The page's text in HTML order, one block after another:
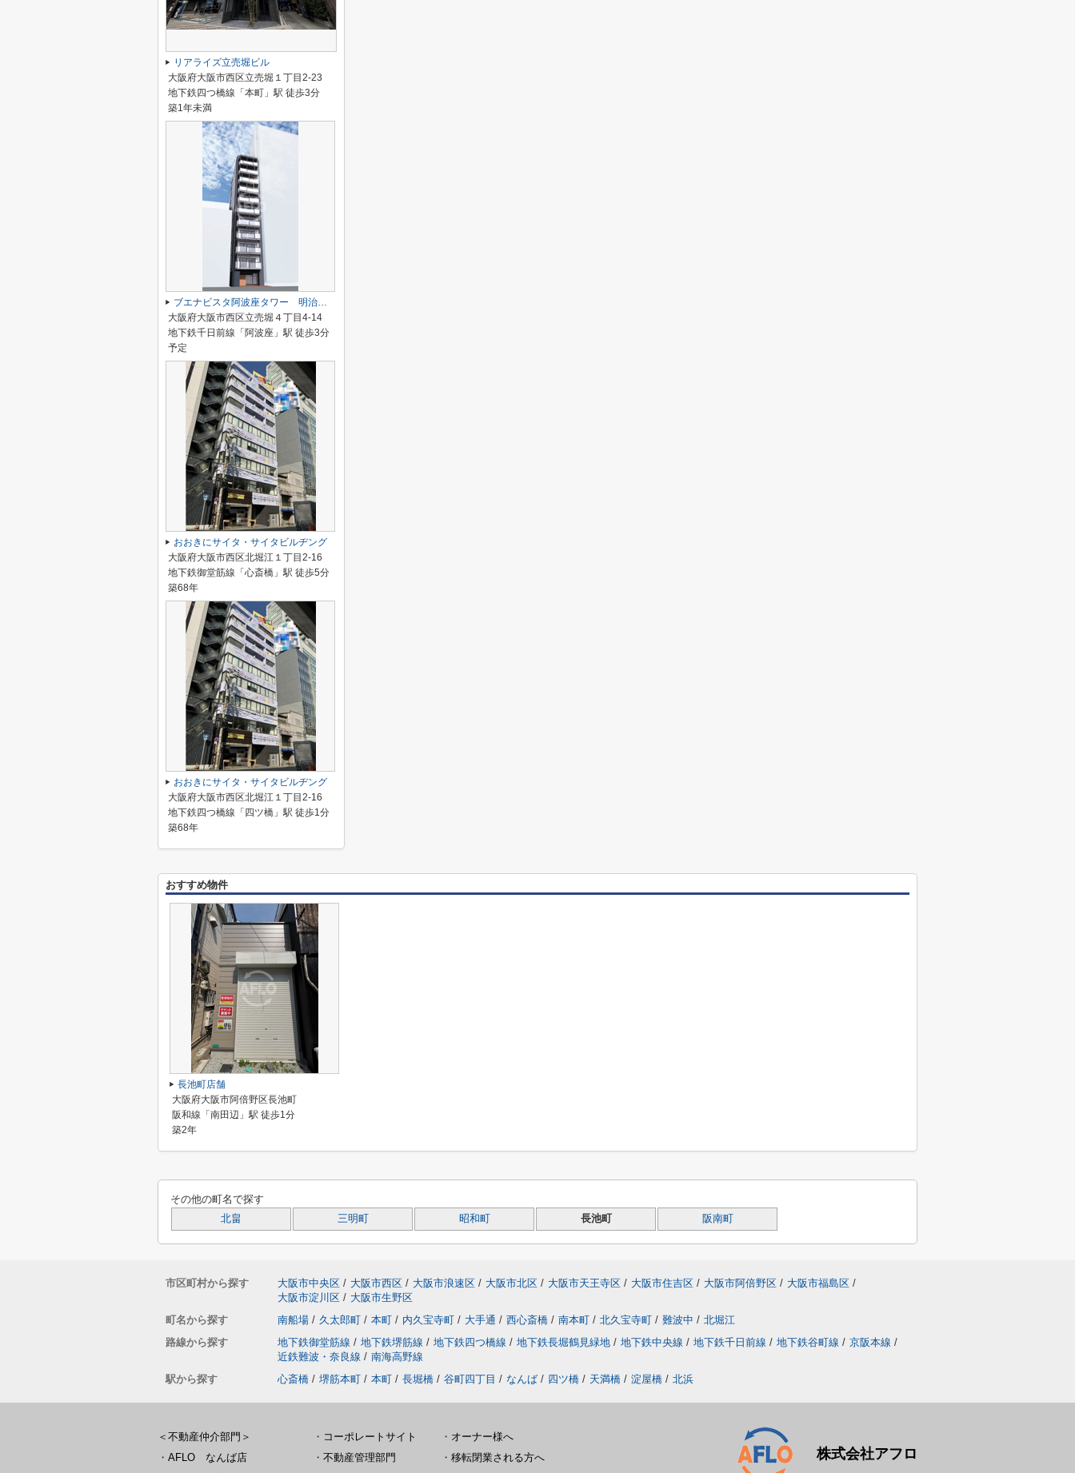
リアライズ立売堀ビル
大阪府大阪市西区立売堀１丁目2-23
地下鉄四つ橋線「本町」駅 徒歩3分
築1年未満
ブエナビスタ阿波座タワー 明治小学校区
大阪府大阪市西区立売堀４丁目4-14
地下鉄千日前線「阿波座」駅 徒歩3分
予定
おおきにサイタ・サイタビルヂング
大阪府大阪市西区北堀江１丁目2-16
地下鉄御堂筋線「心斎橋」駅 徒歩5分
築68年
おおきにサイタ・サイタビルヂング
大阪府大阪市西区北堀江１丁目2-16
地下鉄四つ橋線「四ツ橋」駅 徒歩1分
築68年
おすすめ物件
長池町店舗
大阪府大阪市阿倍野区長池町
阪和線「南田辺」駅 徒歩1分
築2年
その他の町名で探す
北畠 三明町 昭和町 長池町 阪南町
市区町村から探す 大阪市中央区 / 大阪市西区 / 大阪市浪速区 / 大阪市北区 / 大阪市天王寺区 / 大阪市住吉区 / 大阪市阿倍野区 / 大阪市福島区 /
大阪市淀川区 / 大阪市生野区
町名から探す
南船場 / 久太郎町 / 本町 / 内久宝寺町 / 大手通 / 西心斎橋 / 南本町 / 北久宝寺町 / 難波中 / 北堀江
路線から探す
地下鉄御堂筋線 / 地下鉄堺筋線 / 地下鉄四つ橋線 / 地下鉄長堀鶴見緑地 / 地下鉄中央線 / 地下鉄千日前線 / 地下鉄谷町線 / 京阪本線 /
近鉄難波・奈良線 / 南海高野線
駅から探す
心斎橋 / 堺筋本町 / 本町 / 長堀橋 / 谷町四丁目 / なんば / 四ツ橋 / 天満橋 / 淀屋橋 / 北浜
＜不動産仲介部門＞
・ AFLO なんば店
・ コーポレートサイト
・ 不動産管理部門
・ オーナー様へ
・ 移転閉業される方へ
株式会社アフロ